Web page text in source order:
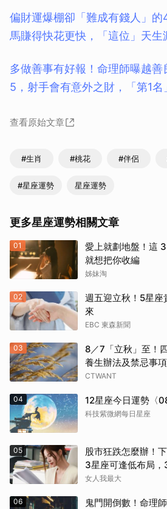
偏財運爆棚卻「難成有錢人」
馬賺得快花更快，「這位」天
多做善事有好報！命理師曝越
5，射手會有意外之財，「第1
查看原始文章
#生肖 #桃花 #伴侶
#星座運勢 星座運勢
更多星座運勢相關文章
01
愛上就劃地盤！這
就想把你收編
姊妹淘
02
週五迎立秋！5星座
來
EBC 東森新聞
03
8／7「立秋」至！
養生辦法及禁忌事
CTWANT
04 12星座今日運勢〈
科技紫微網每日星座
05
股市狂跌怎麼辦！
3星座可逢低布局
女人我最大
06 鬼門開倒數！命理